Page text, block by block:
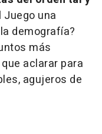
Juego una
demografía?
más
aclarar para
agujeros de